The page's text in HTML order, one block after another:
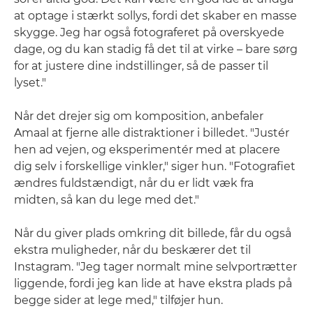
at optage i stærkt sollys, fordi det skaber en masse
skygge. Jeg har også fotograferet på overskyede
dage, og du kan stadig få det til at virke – bare sørg
for at justere dine indstillinger, så de passer til
lyset."
Når det drejer sig om komposition, anbefaler
Amaal at fjerne alle distraktioner i billedet. "Justér
hen ad vejen, og eksperimentér med at placere
dig selv i forskellige vinkler," siger hun. "Fotografiet
ændres fuldstændigt, når du er lidt væk fra
midten, så kan du lege med det."
Når du giver plads omkring dit billede, får du også
ekstra muligheder, når du beskærer det til
Instagram. "Jeg tager normalt mine selvportrætter
liggende, fordi jeg kan lide at have ekstra plads på
begge sider at lege med," tilføjer hun.